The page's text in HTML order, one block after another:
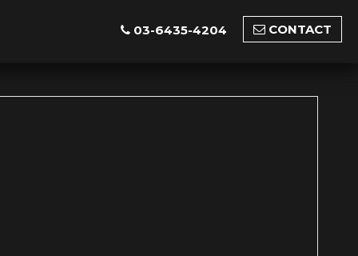
03-6435-4204 CONTACT